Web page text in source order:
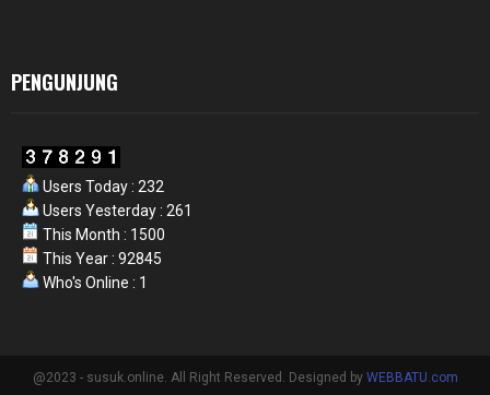
PENGUNJUNG
Users Today : 232
Users Yesterday : 261
This Month : 1500
This Year : 92845
Who's Online : 1
@2023 - susuk.online. All Right Reserved. Designed by WEBBATU.com